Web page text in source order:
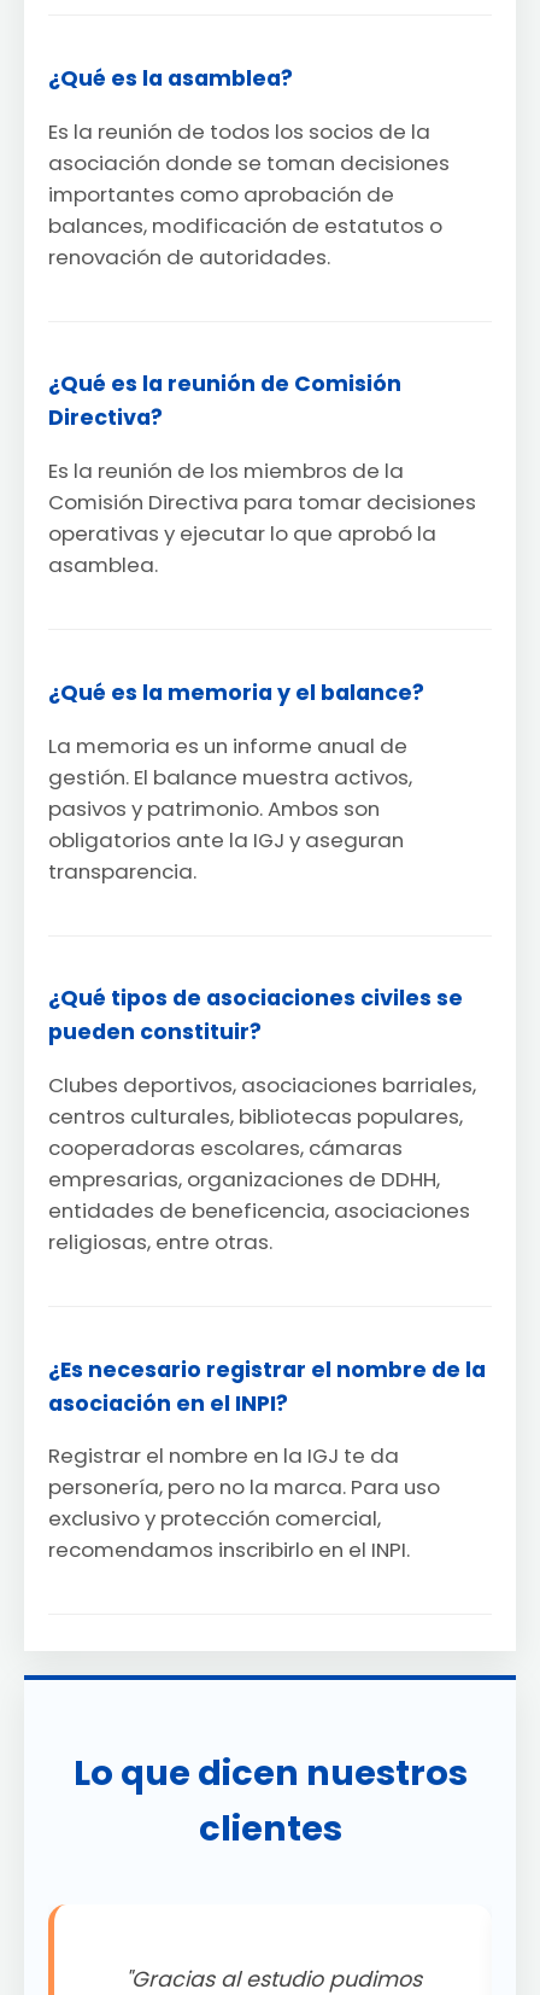
¿Qué es la asamblea?
Es la reunión de todos los socios de la
asociación donde se toman decisiones
importantes como aprobación de
balances, modificación de estatutos o
renovación de autoridades.
¿Qué es la reunión de Comisión
Directiva?
Es la reunión de los miembros de la
Comisión Directiva para tomar decisiones
operativas y ejecutar lo que aprobó la
asamblea.
¿Qué es la memoria y el balance?
La memoria es un informe anual de
gestión. El balance muestra activos,
pasivos y patrimonio. Ambos son
obligatorios ante la IGJ y aseguran
transparencia.
¿Qué tipos de asociaciones civiles se
pueden constituir?
Clubes deportivos, asociaciones barriales,
centros culturales, bibliotecas populares,
cooperadoras escolares, cámaras
empresarias, organizaciones de DDHH,
entidades de beneficencia, asociaciones
religiosas, entre otras.
¿Es necesario registrar el nombre de la
asociación en el INPI?
Registrar el nombre en la IGJ te da
personería, pero no la marca. Para uso
exclusivo y protección comercial,
recomendamos inscribirlo en el INPI.
Lo que dicen nuestros
clientes
"Gracias al estudio pudimos